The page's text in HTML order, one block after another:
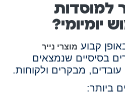
למוסדות
יומיומי?
קבוע מוצרי נייר
בסיסיים שנמצאים
עובדים, מבקרים ולקוחות.
ביותר: